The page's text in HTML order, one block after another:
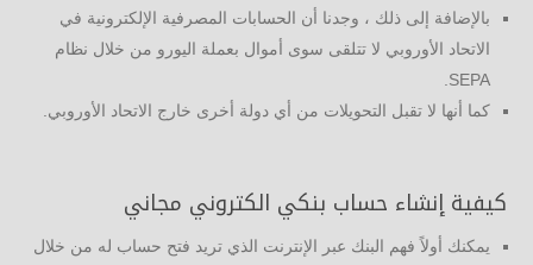
بالإضافة إلى ذلك ، وجدنا أن الحسابات المصرفية الإلكترونية في
الاتحاد الأوروبي لا تتلقى سوى أموال بعملة اليورو من خلال نظام
SEPA.
كما أنها لا تقبل التحويلات من أي دولة أخرى خارج الاتحاد الأوروبي.
كيفية إنشاء حساب بنكي الكتروني مجاني
يمكنك أولاً فهم البنك عبر الإنترنت الذي تريد فتح حساب له من خلال